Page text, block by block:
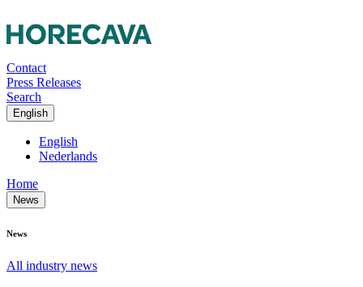
Contact
Press Releases
Search
English
English
Nederlands
Home
News
News
All industry news